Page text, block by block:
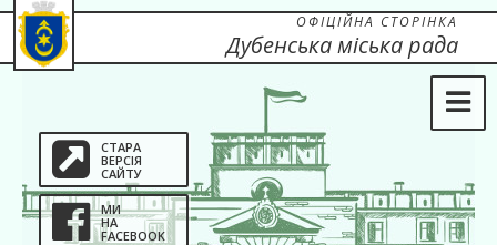
СТАРА
ВЕРСІЯ
САЙТУ
МИ
НА
FACEBOOK
ОФІЦІЙНА СТОРІНКА
Дубенська міська рада